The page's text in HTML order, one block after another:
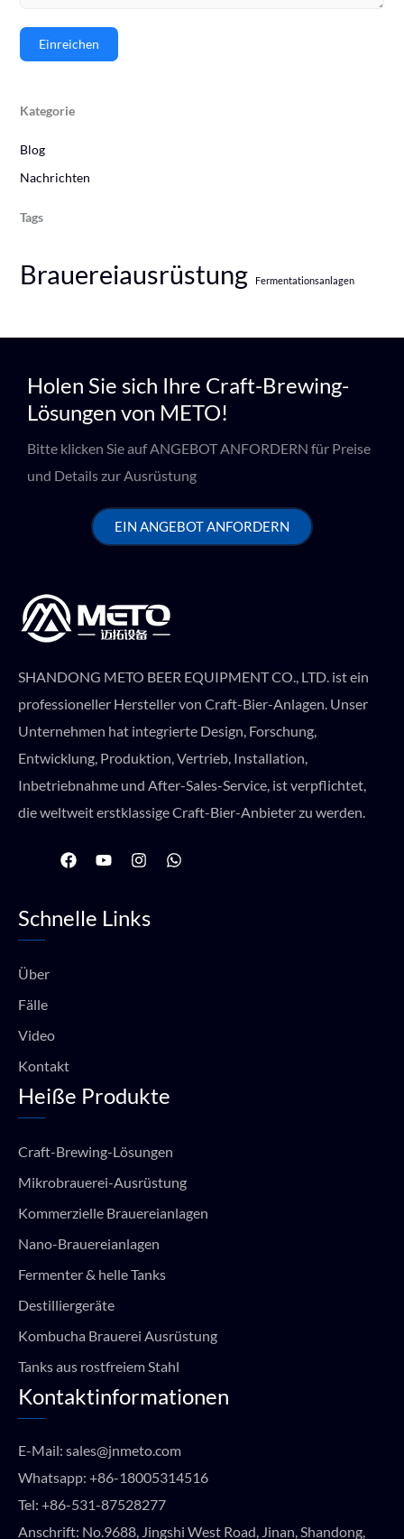
Einreichen
Kategorie
Blog
Nachrichten
Tags
Brauereiausrüstung Fermentationsanlagen
Holen Sie sich Ihre Craft-Brewing-
Lösungen von METO!
Bitte klicken Sie auf ANGEBOT ANFORDERN für Preise
und Details zur Ausrüstung
EIN ANGEBOT ANFORDERN
SHANDONG METO BEER EQUIPMENT CO., LTD. ist ein
professioneller Hersteller von Craft-Bier-Anlagen. Unser
Unternehmen hat integrierte Design, Forschung,
Entwicklung, Produktion, Vertrieb, Installation,
Inbetriebnahme und After-Sales-Service, ist verpflichtet,
die weltweit erstklassige Craft-Bier-Anbieter zu werden.
F
a
b
o
Y
o
u
b
I
n
a
g
W
h
Schnelle Links
Über
Fälle
Video
Kontakt
Heiße Produkte
Craft-Brewing-Lösungen
Mikrobrauerei-Ausrüstung
Kommerzielle Brauereianlagen
Nano-Brauereianlagen
Fermenter & helle Tanks
Destilliergeräte
Kombucha Brauerei Ausrüstung
Tanks aus rostfreiem Stahl
Kontaktinformationen
E-Mail: sales@jnmeto.com
Whatsapp: +86-18005314516
Tel: +86-531-87528277
Anschrift: No.9688, Jingshi West Road, Jinan, Shandong,